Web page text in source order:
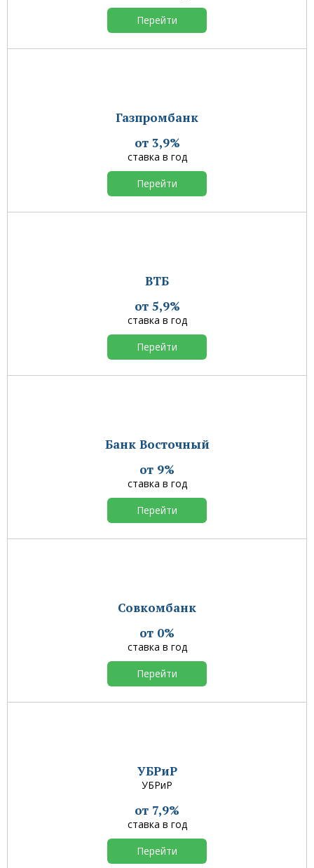
Перейти
Газпромбанк
от 3,9%
ставка в год
Перейти
ВТБ
от 5,9%
ставка в год
Перейти
Банк Восточный
от 9%
ставка в год
Перейти
Совкомбанк
от 0%
ставка в год
Перейти
УБРиР
УБРиР
от 7,9%
ставка в год
Перейти